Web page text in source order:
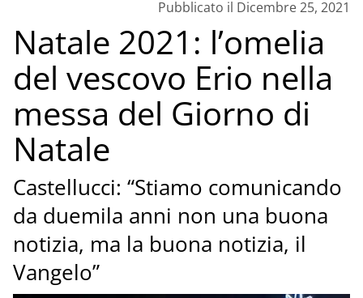
Pubblicato il Dicembre 25, 2021
Natale 2021: l’omelia
del vescovo Erio nella
messa del Giorno di
Natale
Castellucci: “Stiamo comunicando
da duemila anni non una buona
notizia, ma la buona notizia, il
Vangelo”